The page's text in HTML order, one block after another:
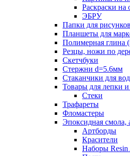
Раскраски на
ЭБРУ
Папки для
Планшеты для
Полимерная глина
Резцы, ножи по
Скетчбуки
Стержни d=5.6мм
Стаканчики для
Товары для лепки
Стеки
Трафареты
Фломастеры
Эпоксидная смола,
Артборды
Красители
Наборы Resin